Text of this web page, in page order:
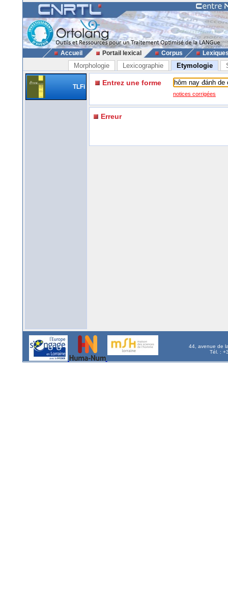
Accueil Portail lexical Corpus
Morphologie Lexicographie Etymologie
TLFi Entrez une forme
notices corrigées
Erreur
44, avenue de
Tél. :